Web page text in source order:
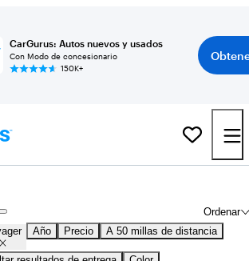
CarGurus: Autos nuevos y usados
Con Modo de concesionario
150K+
Ordenar
Año Precio A 50 millas de distancia